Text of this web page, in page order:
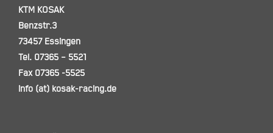
KTM KOSAK
Benzstr.3
73457 Essingen
Tel. 07365 – 5521
Fax 07365 -5525
info (at) kosak-racing.de